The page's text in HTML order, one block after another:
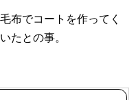
布でコートを作ってく
たとの事。